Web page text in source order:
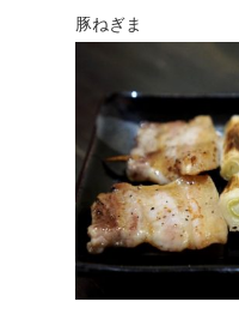
豚ねぎま